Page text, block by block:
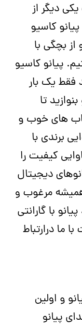
دیگر از
کاسیو
از بچگی با
پیانو کاسیو
فقط یک بار
تا
های خوب و
برندی با
کیفیت را
دیجیتال
مرغوب و
با گارانتی
ما درارتباط
و اولین
پیانو